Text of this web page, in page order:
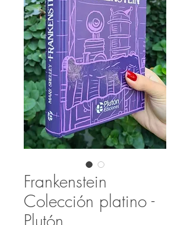
Frankenstein
Colección platino -